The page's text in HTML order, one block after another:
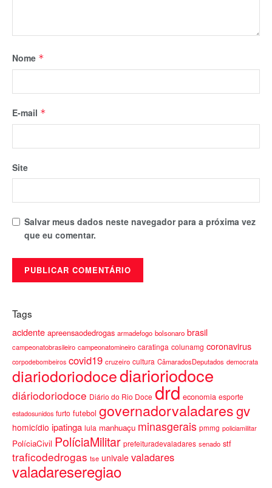
Nome *
E-mail *
Site
Salvar meus dados neste navegador para a próxima vez
que eu comentar.
Tags
acidente apreensaodedrogas armadefogo bolsonaro brasil
campeonatobrasileiro campeonatomineiro caratinga colunamg coronavirus
corpodebombeiros covid19 cruzeiro cultura CâmaradosDeputados democrata
diariodoriodocediarioriodoce
diáriodoriodoce Diário do Rio Doce drd economia esporte
estadosunidos furto futebol governadorvaladaresgv
homicídio ipatinga lula manhuaçu minasgerais pmmg policiamilitar
PolíciaCivil PolíciaMilitar prefeituradevaladares senado stf
traficodedrogas tse univale valadares
valadareseregiao